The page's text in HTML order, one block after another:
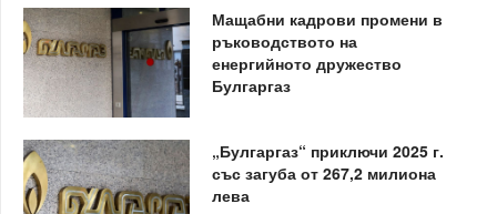
Мащабни кадрови промени в
ръководството на
енергийното дружество
Булгаргаз
„Булгаргаз“ приключи 2025 г.
със загуба от 267,2 милиона
лева